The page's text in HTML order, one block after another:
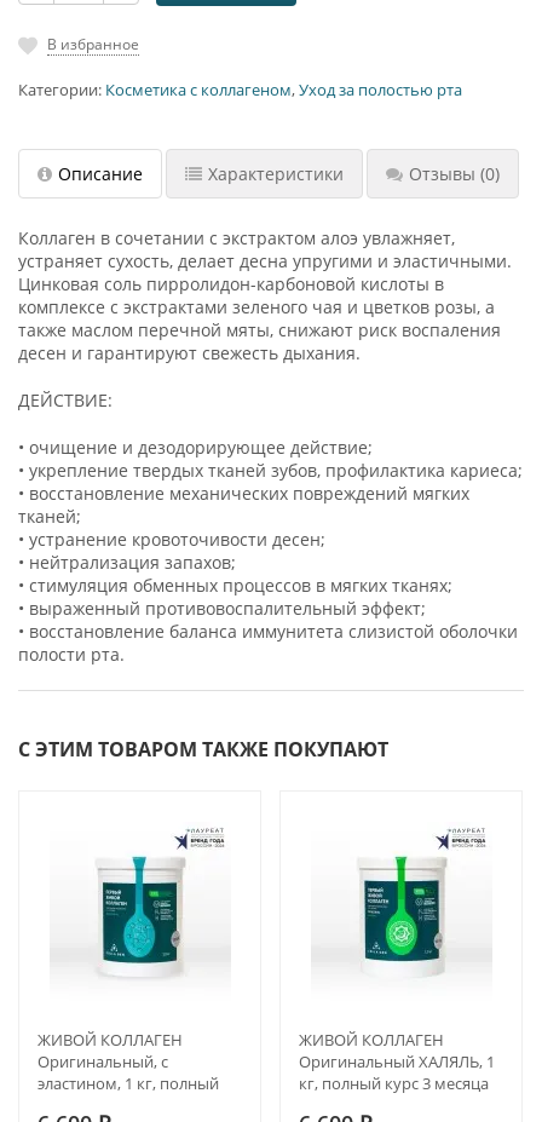
В избранное
Категории: Косметика с коллагеном,Уход за полостью рта
Описание Характеристики Отзывы (0)
Коллаген в сочетании с экстрактом алоэ увлажняет,
устраняет сухость, делает десна упругими и эластичными.
Цинковая соль пирролидон-карбоновой кислоты в
комплексе с экстрактами зеленого чая и цветков розы, а
также маслом перечной мяты, снижают риск воспаления
десен и гарантируют свежесть дыхания.
ДЕЙСТВИЕ:
• очищение и дезодорирующее действие;
• укрепление твердых тканей зубов, профилактика кариеса;
• восстановление механических повреждений мягких
тканей;
• устранение кровоточивости десен;
• нейтрализация запахов;
• стимуляция обменных процессов в мягких тканях;
• выраженный противовоспалительный эффект;
• восстановление баланса иммунитета слизистой оболочки
полости рта.
С ЭТИМ ТОВАРОМ ТАКЖЕ ПОКУПАЮТ
ЖИВОЙ КОЛЛАГЕН
Оригинальный, с
эластином, 1 кг, полный
ЖИВОЙ КОЛЛАГЕН
Оригинальный ХАЛЯЛЬ, 1
кг, полный курс 3 месяца